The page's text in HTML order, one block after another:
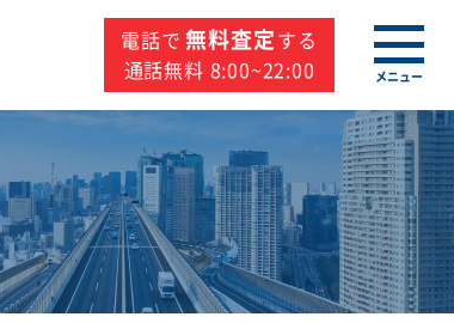
電話で 無料査定する
通話無料 8:00~22:00
メニュー